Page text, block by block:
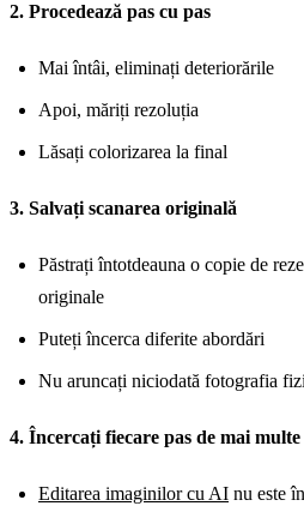
2. Procedează pas cu pas
Mai întâi, eliminați deteriorările
Apoi, măriți rezoluția
Lăsați colorizarea la final
3. Salvați scanarea originală
Păstrați întotdeauna o copie de
originale
Puteți încerca diferite abordări
Nu aruncați niciodată fotografia
4. Încercați fiecare pas de mai
Editarea imaginilor cu AI nu este